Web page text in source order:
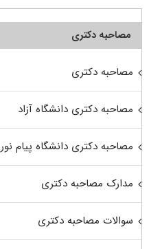
مصاحبه دکتری
مصاحبه دکتری
مصاحبه دکتری دانشگاه آزاد
مصاحبه دکتری دانشگاه پیام نور
مدارک مصاحبه دکتری
سوالات مصاحبه دکتری